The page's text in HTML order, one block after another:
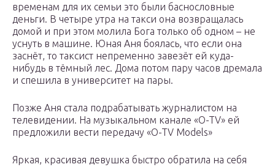
временам для их семьи это были баснословные
деньги. В четыре утра на такси она возвращалась
домой и при этом молила Бога только об одном – не
уснуть в машине. Юная Аня боялась, что если она
заснёт, то таксист непременно завезёт ей куда-
нибудь в тёмный лес. Дома потом пару часов дремала
и спешила в университет на пары.
Позже Аня стала подрабатывать журналистом на
телевидении. На музыкальном канале «O-TV» ей
предложили вести передачу «O-TV Models»
Яркая, красивая девушка быстро обратила на себя